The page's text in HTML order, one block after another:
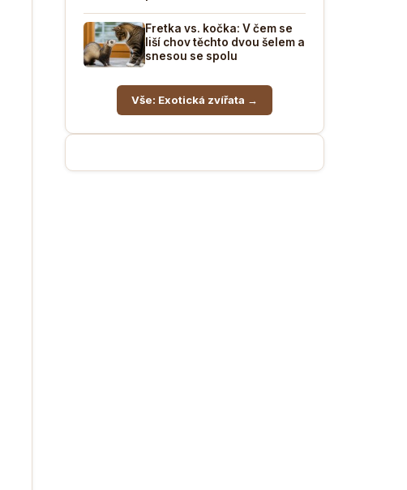
Fretka vs. kočka: V čem se
liší chov těchto dvou šelem a
snesou se spolu
Vše: Exotická zvířata →